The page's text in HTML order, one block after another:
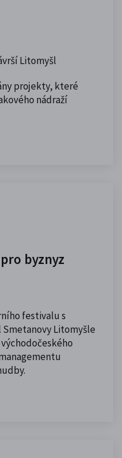
Litomyšl
projekty, které
nádraží
byznyz
festivalu s
Litomyšle